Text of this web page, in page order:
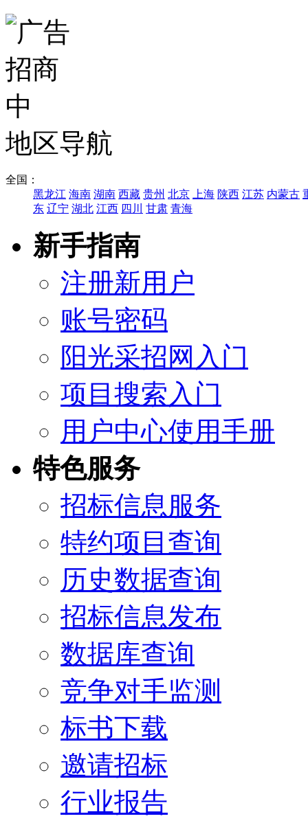
地区导航
全国：
黑龙江 海南 湖南 西藏 贵州 北京 上海 陕西 江苏 内蒙古
东 辽宁 湖北 江西 四川 甘肃 青海
新手指南
注册新用户
账号密码
阳光采招网入门
项目搜索入门
用户中心使用手册
特色服务
招标信息服务
特约项目查询
历史数据查询
招标信息发布
数据库查询
竞争对手监测
标书下载
邀请招标
行业报告